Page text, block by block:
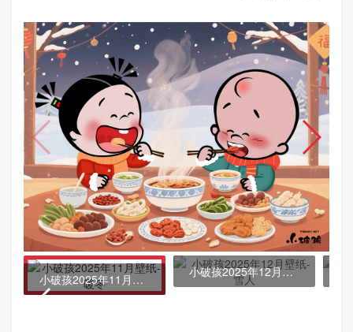
小破孩2025年11月壁纸-暖冬 小破孩2025年12月壁纸-雪人